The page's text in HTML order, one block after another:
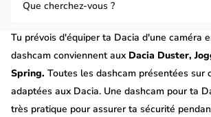
dashcam pour Dacia
Tu prévois d'équiper ta Dacia d'une caméra
dashcam conviennent aux Dacia Duster,
Spring. Toutes les dashcam présentées sur
adaptées aux Dacia. Une dashcam pour ta
très pratique pour assurer ta sécurité